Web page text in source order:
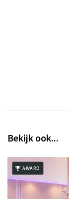
Bekijk ook...
AWARD